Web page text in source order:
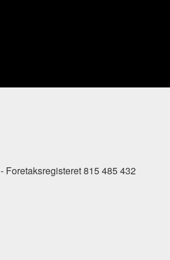
- Foretaksregisteret 815 485 432